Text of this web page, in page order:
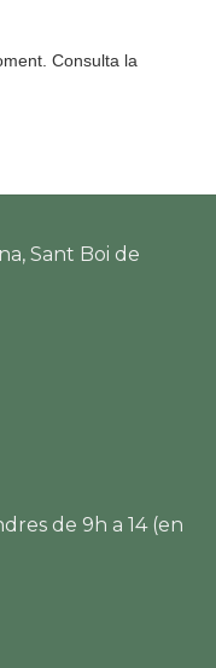
Consulta la
Sant Boi de
de 9h a 14 (en